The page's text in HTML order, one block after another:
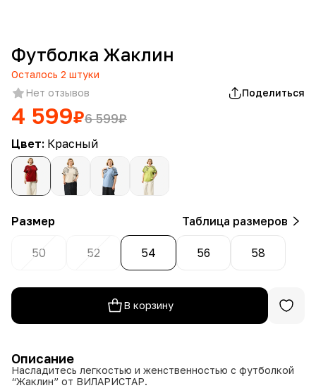
Футболка Жаклин
Осталось 2 штуки
Нет отзывов
Поделиться
4 599₽6 599₽
Цвет: Красный
Размер Таблица размеров
50 52 54 56 58
В корзину
Описание
Насладитесь легкостью и женственностью с футболкой
“Жаклин” от ВИЛАРИСТАР.